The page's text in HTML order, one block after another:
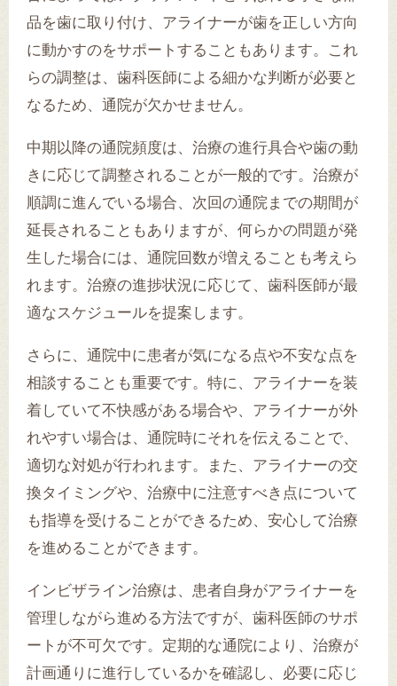
品を歯に取り付け、アライナーが歯を正しい方向
に動かすのをサポートすることもあります。これ
らの調整は、歯科医師による細かな判断が必要と
なるため、通院が欠かせません。
中期以降の通院頻度は、治療の進行具合や歯の動
きに応じて調整されることが一般的です。治療が
順調に進んでいる場合、次回の通院までの期間が
延長されることもありますが、何らかの問題が発
生した場合には、通院回数が増えることも考えら
れます。治療の進捗状況に応じて、歯科医師が最
適なスケジュールを提案します。
さらに、通院中に患者が気になる点や不安な点を
相談することも重要です。特に、アライナーを装
着していて不快感がある場合や、アライナーが外
れやすい場合は、通院時にそれを伝えることで、
適切な対処が行われます。また、アライナーの交
換タイミングや、治療中に注意すべき点について
も指導を受けることができるため、安心して治療
を進めることができます。
インビザライン治療は、患者自身がアライナーを
管理しながら進める方法ですが、歯科医師のサポ
ートが不可欠です。定期的な通院により、治療が
計画通りに進行しているかを確認し、必要に応じ